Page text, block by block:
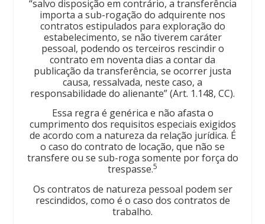
“salvo disposição em contrário, a transferência
importa a sub-rogação do adquirente nos
contratos estipulados para exploração do
estabelecimento, se não tiverem caráter
pessoal, podendo os terceiros rescindir o
contrato em noventa dias a contar da
publicação da transferência, se ocorrer justa
causa, ressalvada, neste caso, a
responsabilidade do alienante” (Art. 1.148, CC).
Essa regra é genérica e não afasta o
cumprimento dos requisitos especiais exigidos
de acordo com a natureza da relação jurídica. É
o caso do contrato de locação, que não se
transfere ou se sub-roga somente por força do
trespasse.5
Os contratos de natureza pessoal podem ser
rescindidos, como é o caso dos contratos de
trabalho.